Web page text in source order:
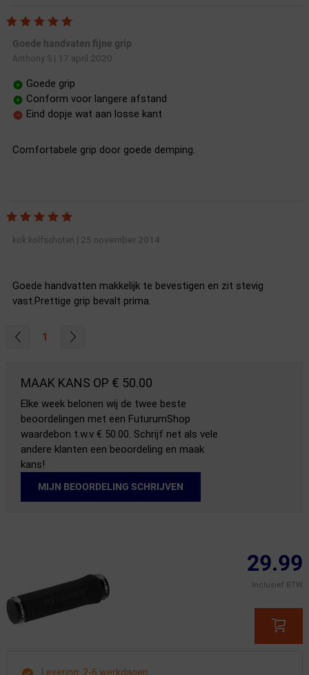
Goede handvaten fijne grip
Anthony S| 17 april 2020
Goede grip
Conform voor langere afstand
Eind dopje wat aan losse kant
Comfortabele grip door goede demping.
kok kolfschoten | 25 november 2014
Goede handvatten makkelijk te bevestigen en zit stevig
vast.Prettige grip bevalt prima.
1
MAAK KANS OP € 50.00
Elke week belonen wij de twee beste
beoordelingen met een FuturumShop
waardebon t.w.v € 50.00. Schrijf net als vele
andere klanten een beoordeling en maak
kans!
MIJN BEOORDELING SCHRIJVEN
29.99
Inclusief BTW
Levering: 2-6 werkdagen